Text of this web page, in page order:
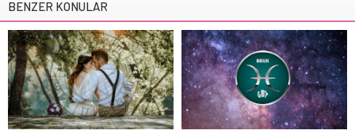
BENZER KONULAR